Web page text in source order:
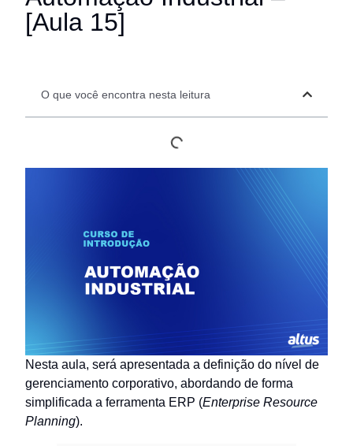
[Aula 15]
O que você encontra nesta leitura
Nesta aula, será apresentada a definição do nível de
gerenciamento corporativo, abordando de forma
simplificada a ferramenta ERP (Enterprise Resource
Planning).